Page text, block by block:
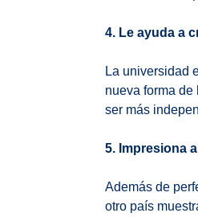
4. Le ayuda a
La universidad
nueva forma
ser más
5. Impresiona
Además de
otro país